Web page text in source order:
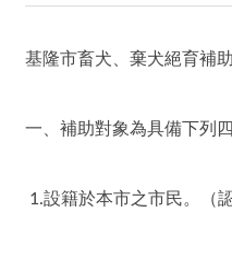
基隆市畜犬、棄犬絕育補
一、補助對象為具備下列
1.設籍於本市之市民。（